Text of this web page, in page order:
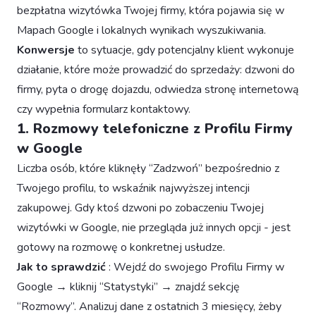
bezpłatna wizytówka Twojej firmy, która pojawia się w
Mapach Google i lokalnych wynikach wyszukiwania.
Konwersje to sytuacje, gdy potencjalny klient wykonuje
działanie, które może prowadzić do sprzedaży: dzwoni do
firmy, pyta o drogę dojazdu, odwiedza stronę internetową
czy wypełnia formularz kontaktowy.
1. Rozmowy telefoniczne z Profilu Firmy
w Google
Liczba osób, które kliknęły “Zadzwoń” bezpośrednio z
Twojego profilu, to wskaźnik najwyższej intencji
zakupowej. Gdy ktoś dzwoni po zobaczeniu Twojej
wizytówki w Google, nie przegląda już innych opcji - jest
gotowy na rozmowę o konkretnej usłudze.
Jak to sprawdzić: Wejdź do swojego Profilu Firmy w
Google → kliknij “Statystyki” → znajdź sekcję
“Rozmowy”. Analizuj dane z ostatnich 3 miesięcy, żeby